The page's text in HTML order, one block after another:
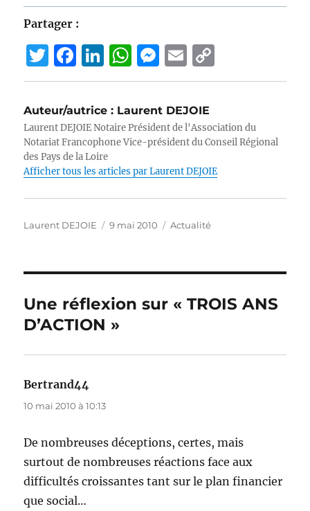
Partager :
T
w
it
te
r
F
a
c
e
b
o
Li
n
e
d
I
W
h
s
A
p
M
e
ss
e
n
g
E
m
ai
l
o
y
Li
n
Auteur/autrice : Laurent DEJOIE
Laurent DEJOIE Notaire Président de l'Association du
Notariat Francophone Vice-président du Conseil Régional
des Pays de la Loire
Afficher tous les articles par Laurent DEJOIE
Auteur
Laurent DEJOIE
Publié
9 mai 2010 Catégories
Actualité
Une réflexion sur « TROIS ANS
D’ACTION »
Bertrand44
10 mai 2010 à 10:13
De nombreuses déceptions, certes, mais
surtout de nombreuses réactions face aux
difficultés croissantes tant sur le plan financier
que social…